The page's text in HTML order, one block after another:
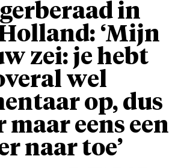
in
‘Mijn
zei: je hebt
wel
op, dus
maar eens een
naar toe’